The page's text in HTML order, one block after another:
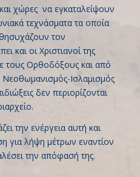
χώρες να εγκαταλείψουν
τεχνάσματα τα οποία
τον
και οι Χριστιανοί της
τους Ορθοδόξους και από
Νεοθωμανισμός-Ισλαμισμός
δεν περιορίζονται
την ενέργεια αυτή και
για λήψη μέτρων εναντίον
την απόφασή της.